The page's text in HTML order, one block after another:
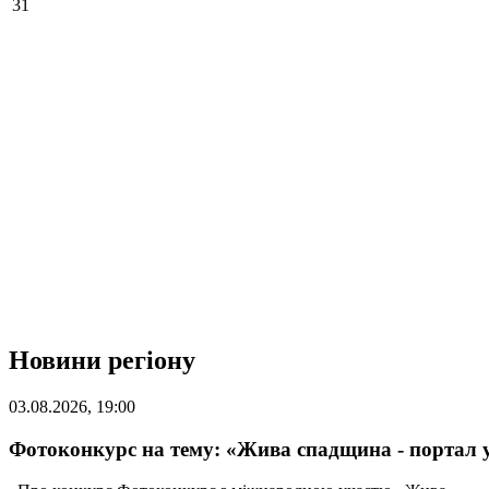
31
Новини регіону
03.08.2026, 19:00
Фотоконкурс на тему: «Жива спадщина - портал